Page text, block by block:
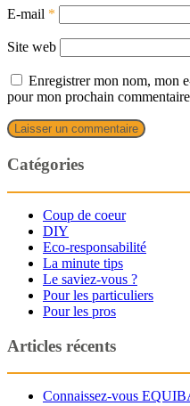
E-mail *
Site web
Enregistrer mon nom, mon
pour mon prochain
Catégories
Coup de coeur
DIY
Eco-responsabilité
La minute tips
Le saviez-vous ?
Pour les particuliers
Pour les pros
Articles récents
Connaissez-vous